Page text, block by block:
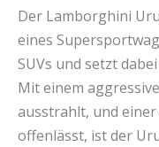
Der Lamborghini
eines
SUVs und setzt
Mit einem
ausstrahlt, und einer
offenlässt, ist der